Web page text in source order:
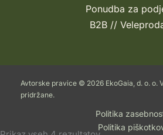
Ponudba za
B2B //
Avtorske pravice © 2026 EkoGaia, d. o. o.
pridržane.
Politika
Politika